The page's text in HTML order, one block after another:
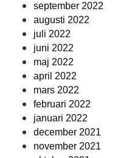
september 2022
augusti 2022
juli 2022
juni 2022
maj 2022
april 2022
mars 2022
februari 2022
januari 2022
december 2021
november 2021